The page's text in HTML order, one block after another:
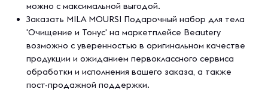
можно с максимальной выгодой.
Заказать MILA MOURSI Подарочный набор для тела
'Очищение и Тонус' на маркетплейсе Beautery
возможно с уверенностью в оригинальном качестве
продукции и ожиданием первоклассного сервиса
обработки и исполнения вашего заказа, а также
пост-продажной поддержки.